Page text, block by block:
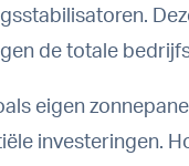
de totale
eigen
investeringen.